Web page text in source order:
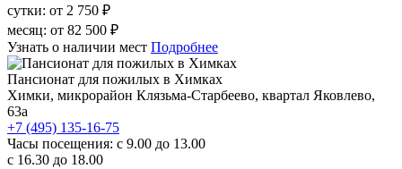
сутки: от 2 750 ₽
месяц: от 82 500 ₽
Узнать о наличии мест Подробнее
Пансионат для пожилых в Химках
Химки, микрорайон Клязьма-Старбеево, квартал Яковлево,
63а
+7 (495) 135-16-75
Часы посещения: с 9.00 до 13.00
с 16.30 до 18.00